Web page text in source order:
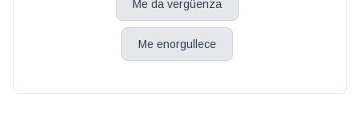
Me da vergüenza
Me enorgullece